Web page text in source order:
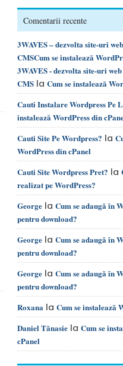
Comentarii recente
3WAVES – dezvolta site-uri
CMSCum se instalează
3WAVES - dezvolta site-uri
CMS la Cum se instalează
Cauti Instalare Wordpress Pe
instalează WordPress din
Cauti Site Pe Wordpress? la
WordPress din cPanel
Cauti Site Wordpress Pret? la
realizat pe WordPress?
George la Cum se adaugă în
pentru download?
George la Cum se adaugă în
pentru download?
George la Cum se adaugă în
pentru download?
Roxana la Cum se instalează
Daniel Tănasie la Cum se
cPanel